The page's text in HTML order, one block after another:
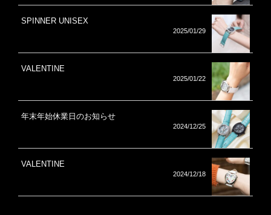
SPINNER UNISEX
2025/01/29
VALENTINE
2025/01/22
年末年始休業日のお知らせ
2024/12/25
VALENTINE
2024/12/18